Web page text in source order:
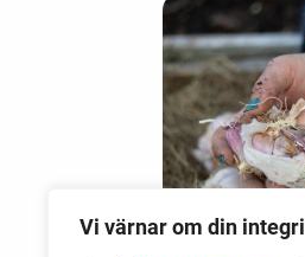
Vi värnar om din